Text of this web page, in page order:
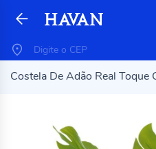
Costela De Adão Real Toque